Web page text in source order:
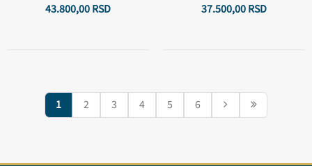
43.800,00RSD
37.500,00RSD
1 2 3 4 5 6